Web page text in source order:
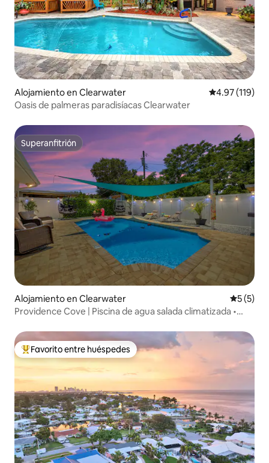
Alojamiento en Clearwater Calificación
4.97 (119)
Oasis de palmeras paradisíacas Clearwater
Superanfitrión
Superanfitrión
Alojamiento en Clearwater
5 (5)
Providence Cove | Piscina de agua salada climatizada •
Favorito entre huéspedes preferido
Favorito entre huéspedes